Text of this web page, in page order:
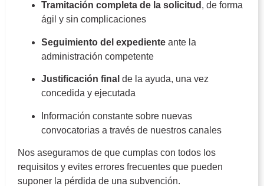
Tramitación completa de la solicitud , de forma
ágil y sin complicaciones
Seguimiento del expediente ante la
administración competente
Justificación final de la ayuda, una vez
concedida y ejecutada
Información constante sobre nuevas
convocatorias a través de nuestros canales
Nos aseguramos de que cumplas con todos los
requisitos y evites errores frecuentes que pueden
suponer la pérdida de una subvención.